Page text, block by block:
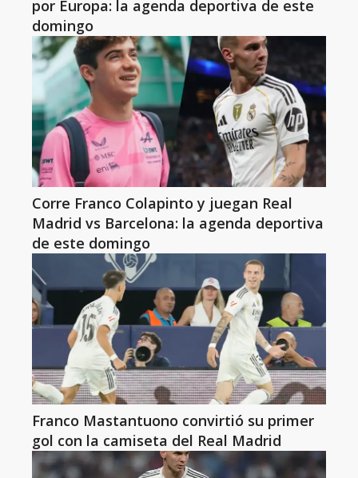
por Europa: la agenda deportiva de este
domingo
Corre Franco Colapinto y juegan Real
Madrid vs Barcelona: la agenda deportiva
de este domingo
Franco Mastantuono convirtió su primer
gol con la camiseta del Real Madrid